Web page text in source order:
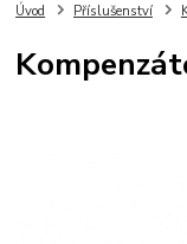
Úvod Příslušenství